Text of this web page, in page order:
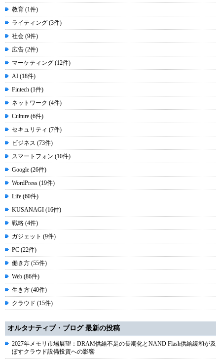
教育 (1件)
ライティング (3件)
社会 (9件)
広告 (2件)
マーケティング (12件)
AI (18件)
Fintech (1件)
ネットワーク (4件)
Culture (6件)
セキュリティ (7件)
ビジネス (73件)
スマートフォン (10件)
Google (26件)
WordPress (19件)
Life (60件)
KUSANAGI (16件)
戦略 (4件)
ガジェット (9件)
PC (22件)
働き方 (55件)
Web (86件)
生き方 (40件)
クラウド (15件)
オルタナティブ・ブログ 最新の投稿
2027年メモリ市場展望：DRAM供給不足の長期化とNAND Flash供給緩和が及
ぼすクラウド設備投資への影響